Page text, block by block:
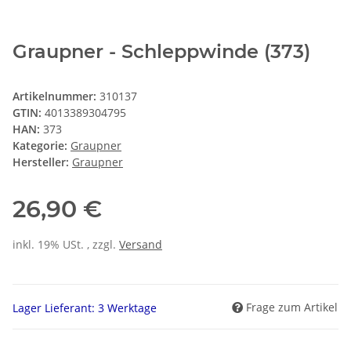
Graupner - Schleppwinde (373)
Artikelnummer: 310137
GTIN: 4013389304795
HAN: 373
Kategorie: Graupner
Hersteller: Graupner
26,90 €
inkl. 19% USt. , zzgl. Versand
Lager Lieferant: 3 Werktage Frage zum Artikel